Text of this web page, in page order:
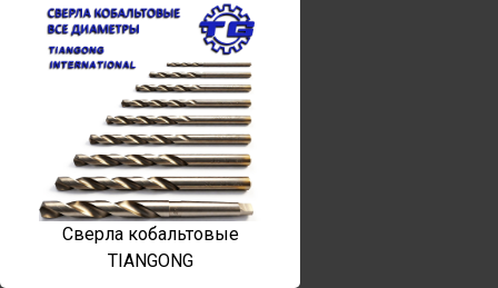
Сверла кобальтовые
TIANGONG